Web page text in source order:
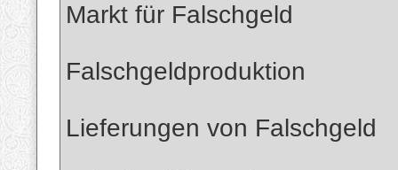
Markt für Falschgeld
Falschgeldproduktion
Lieferungen von Falschgeld